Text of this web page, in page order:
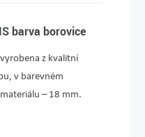
barva borovice
z kvalitní
v barevném
– 18 mm.